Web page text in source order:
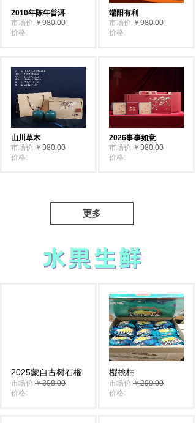
2010年陈年普洱
市场价:￥980.00
价格:
端阳有利
市场价:￥980.00
价格:
山川草木
市场价:￥980.00
价格:
2026事事如意
市场价:￥980.00
价格:
更多
2025蒙自古树石榴
市场价:￥308.00
价格:
樱桃柚
市场价:￥209.00
价格: